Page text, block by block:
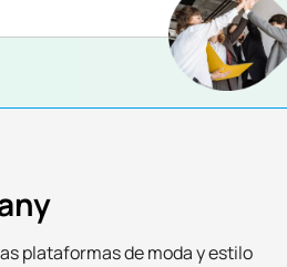
plataformas de moda y estilo